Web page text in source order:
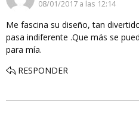
08/01/2017 a las 12:14
Me fascina su diseño, tan
pasa indiferente .Que más se
para mía.
RESPONDER